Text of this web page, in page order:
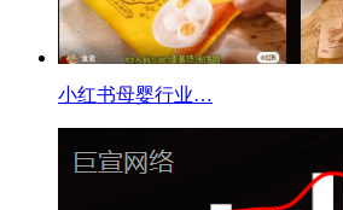
小红书母婴行业…